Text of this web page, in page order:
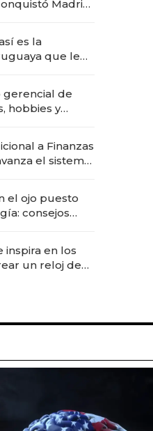
Madrid:
apertura
es la
que le
gerencial de
hobbies y
a Finanzas
el sistema
el ojo puesto
consejos
inspira en los
un reloj de